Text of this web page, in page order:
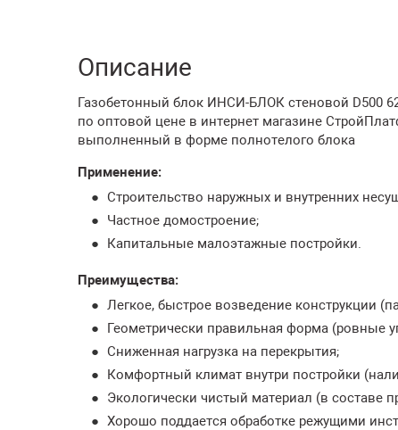
Описание
Газобетонный блок ИНСИ-БЛОК стеновой D500
по оптовой цене в интернет магазине
выполненный в форме полнотелого блока
Применение:
Строительство наружных и внутренних
Частное домостроение;
Капитальные малоэтажные постройки.
Преимущества:
Легкое, быстрое возведение конструкции
Геометрически правильная форма (ровные
Сниженная нагрузка на перекрытия;
Комфортный климат внутри постройки
Экологически чистый материал (в составе
Хорошо поддается обработке режущими